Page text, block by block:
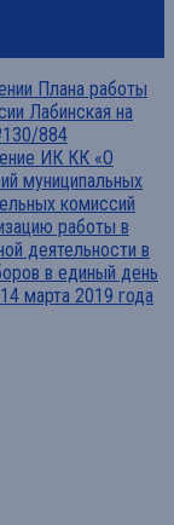
Плана работы
Лабинская на
884
ИК КК «О
муниципальных
комиссий
работы в
деятельности в
в единый день
марта 2019 года